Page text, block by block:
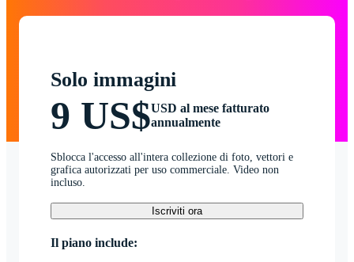
Solo immagini
9 US$USD al mese fatturato
annualmente
Sblocca l'accesso all'intera collezione di foto, vettori e
grafica autorizzati per uso commerciale. Video non
incluso.
Iscriviti ora
Il piano include: